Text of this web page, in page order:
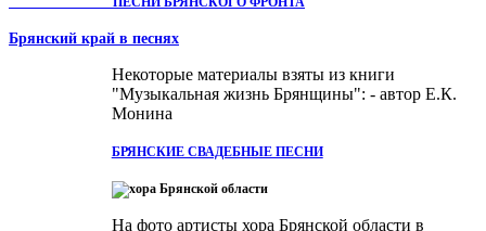
Брянский край в песнях
Некоторые материалы взяты из книги
"Музыкальная жизнь Брянщины": - автор Е.К.
Монина
БРЯНСКИЕ СВАДЕБНЫЕ ПЕСНИ
На фото артисты хора Брянской области в